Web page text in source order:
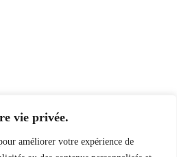
vie privée.
améliorer votre expérience de